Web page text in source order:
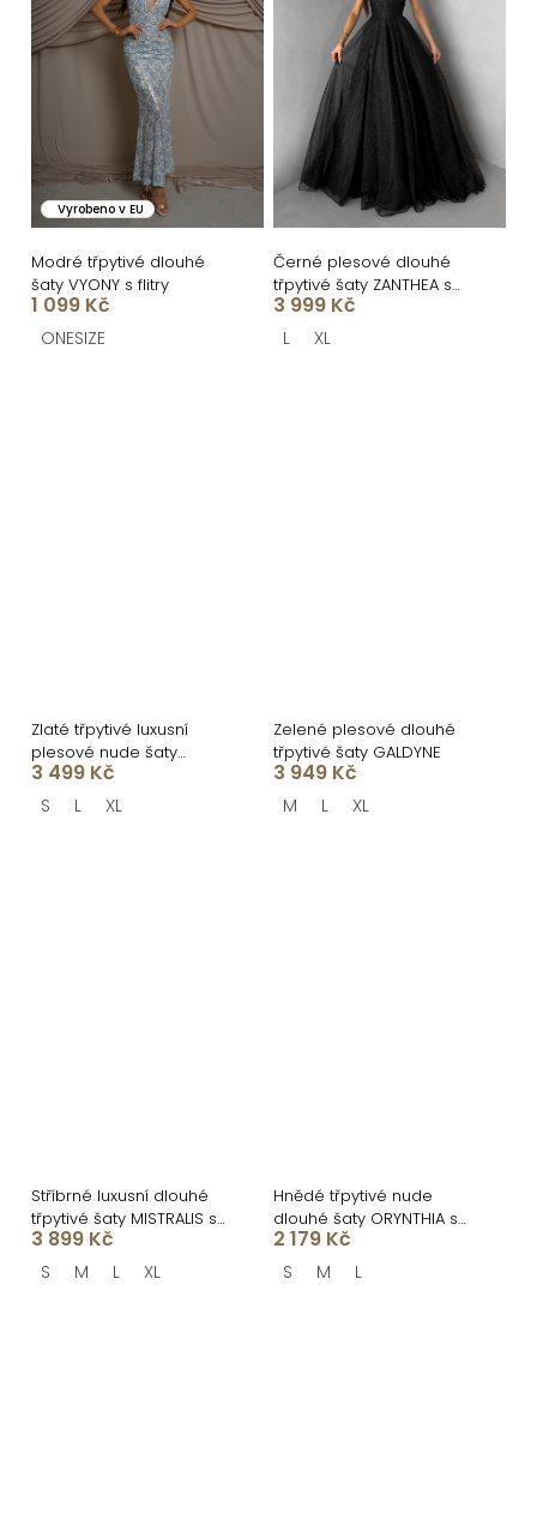
Vyrobeno v EU
Modré třpytivé dlouhé
šaty VYONY s flitry
1 099 Kč
ONESIZE
Černé plesové dlouhé
třpytivé šaty ZANTHEA s
korzetem
3 999 Kč
L XL
Zlaté třpytivé luxusní
plesové nude šaty
ROVENSA
3 499 Kč
S L XL
Zelené plesové dlouhé
třpytivé šaty GALDYNE
3 949 Kč
M L XL
Stříbrné luxusní dlouhé
třpytivé šaty MISTRALIS s
rozparkem
3 899 Kč
S M L XL
Hnědé třpytivé nude
dlouhé šaty ORYNTHIA s
kamínky
2 179 Kč
S M L